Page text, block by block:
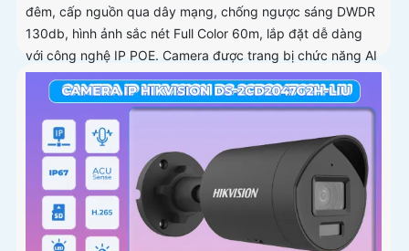
đêm, cấp nguồn qua dây mạng, chống ngược sáng DWDR
130db, hình ảnh sắc nét Full Color 60m, lắp đặt dễ dàng
với công nghệ IP POE. Camera được trang bị chức năng AI
cao cấp, chống ngược sáng DWDR 130db